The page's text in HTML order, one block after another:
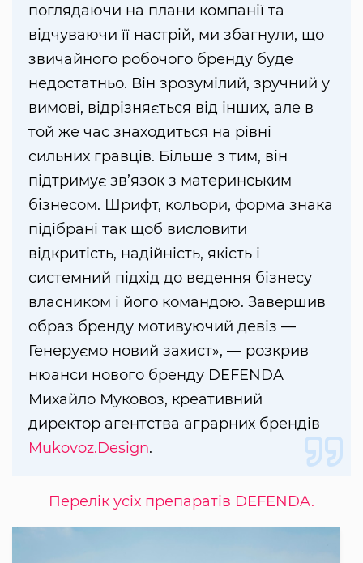
поглядаючи на плани компанії та
відчуваючи її настрій, ми збагнули, що
звичайного робочого бренду буде
недостатньо. Він зрозумілий, зручний у
вимові, відрізняється від інших, але в
той же час знаходиться на рівні
сильних гравців. Більше з тим, він
підтримує зв’язок з материнським
бізнесом. Шрифт, кольори, форма знака
підібрані так щоб висловити
відкритість, надійність, якість і
системний підхід до ведення бізнесу
власником і його командою. Завершив
образ бренду мотивуючий девіз —
Генеруємо новий захист», — розкрив
нюанси нового бренду DEFENDA
Михайло Муковоз, креативний
директор агентства аграрних брендів
Mukovoz.Design.
Перелік усіх препаратів DEFENDA.